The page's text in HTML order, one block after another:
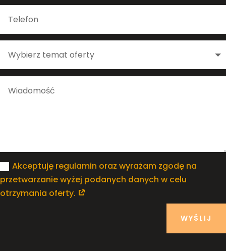
Akceptuję regulamin oraz wyrażam zgodę na
przetwarzanie wyżej podanych danych w celu
otrzymania oferty.
WYŚLIJ